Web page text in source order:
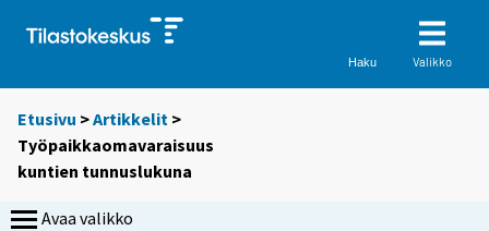
Haku Valikko
Etusivu >Artikkelit >
Työpaikkaomavaraisuus
kuntien tunnuslukuna
Avaa valikko